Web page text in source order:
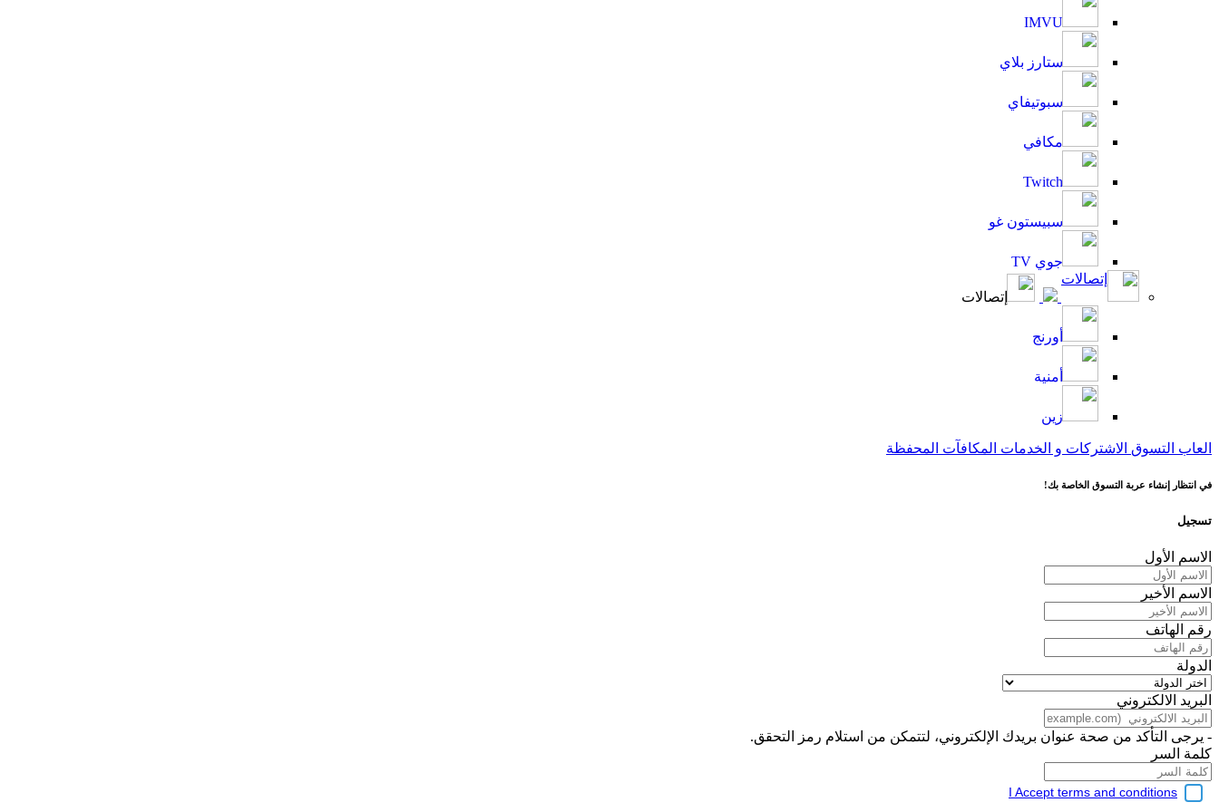
IMVU
ستارز بلاي
سبوتيفاي
مكافي
Twitch
سبيستون غو
جوي TV
إتصالات
إتصالات
أورنج
أمنية
زين
العاب التسوق الاشتركات و الخدمات المكافآت المحفظة
في انتظار إنشاء عربة التسوق الخاصة بك!
تسجيل
الاسم الأول
الاسم الأخير
رقم الهاتف
الدولة
البريد الالكتروني
- يرجى التأكد من صحة عنوان بريدك الإلكتروني، لتتمكن من استلام رمز التحقق.
كلمة السر
I Accept terms and conditions